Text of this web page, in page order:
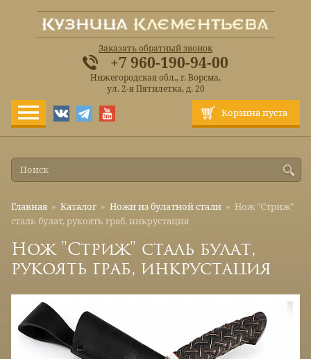
Корзина пуста
Заказать обратный звонок
+7 960-190-94-00
Нижегородская обл., г. Ворсма,
ул. 2-я Пятилетка, д. 20
Главная » Каталог » Ножи из булатной стали » Нож "Стриж"
сталь булат, рукоять граб, инкрустация
Нож "Стриж" сталь булат,
рукоять граб, инкрустация